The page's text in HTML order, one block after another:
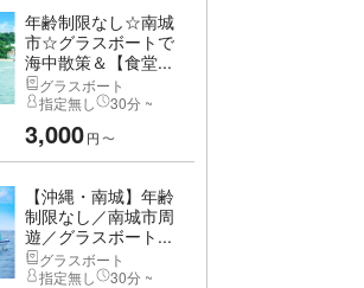
年齢制限なし☆南城
市☆グラスボートで
海中散策＆【食堂...
グラスボート
指定無し
30分 ~
3,000円 〜
【沖縄・南城】年齢
制限なし／南城市周
遊／グラスボート...
グラスボート
指定無し
30分 ~